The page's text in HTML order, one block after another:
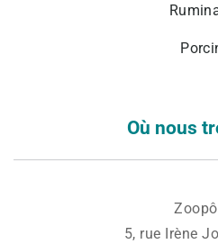
Où nous
5, rue Irène